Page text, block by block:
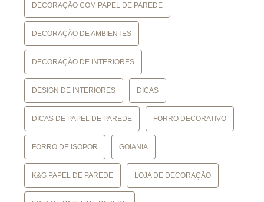
DECORAÇÃO COM PAPEL DE PAREDE
DECORAÇÃO DE AMBIENTES
DECORAÇÃO DE INTERIORES
DESIGN DE INTERIORES DICAS
DICAS DE PAPEL DE PAREDE FORRO DECORATIVO
FORRO DE ISOPOR GOIANIA
K&G PAPEL DE PAREDE LOJA DE DECORAÇÃO